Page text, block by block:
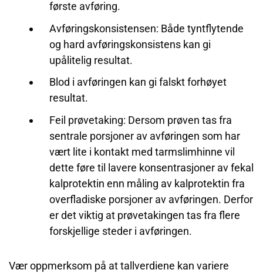
første avføring.
Avføringskonsistensen: Både tyntflytende
og hard avføringskonsistens kan gi
upålitelig resultat.
Blod i avføringen kan gi falskt forhøyet
resultat.
Feil prøvetaking: Dersom prøven tas fra
sentrale porsjoner av avføringen som har
vært lite i kontakt med tarmslimhinne vil
dette føre til lavere konsentrasjoner av fekal
kalprotektin enn måling av kalprotektin fra
overfladiske porsjoner av avføringen. Derfor
er det viktig at prøvetakingen tas fra flere
forskjellige steder i avføringen.
Vær oppmerksom på at tallverdiene kan variere